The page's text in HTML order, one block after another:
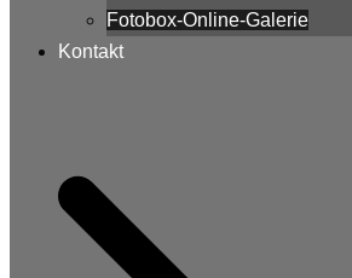
Fotobox-Online-Galerie
Kontakt